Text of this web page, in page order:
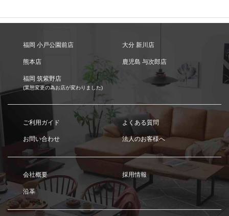
福岡 小戸公園前店 大分 新川店
熊本店 鹿児島 与次郎店
福岡 筑紫野店
(業態変更の為お店が変わりました)
ご利用ガイド よくある質問
お問い合わせ 法人のお客様へ
会社概要 採用情報
沿革